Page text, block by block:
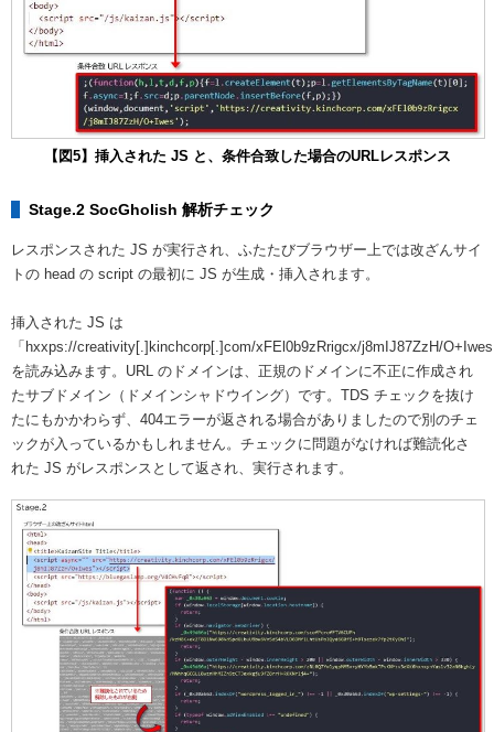
【図5】挿入された JS と、条件合致した場合のURLレスポンス
Stage.2 SocGholish 解析チェック
レスポンスされた JS が実行され、ふたたびブラウザー上では改ざんサイ
トの head の script の最初に JS が生成・挿入されます。
挿入された JS は
「hxxps://creativity[.]kinchcorp[.]com/xFEl0b9zRrigcx/j8mIJ87ZzH/
を読み込みます。URL のドメインは、正規のドメインに不正に作成され
たサブドメイン（ドメインシャドウイング）です。TDS チェックを抜け
たにもかかわらず、404エラーが返される場合がありましたので別のチェ
ックが入っているかもしれません。チェックに問題がなければ難読化さ
れた JS がレスポンスとして返され、実行されます。